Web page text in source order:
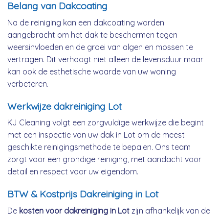
Belang van Dakcoating
Na de reiniging kan een dakcoating worden
aangebracht om het dak te beschermen tegen
weersinvloeden en de groei van algen en mossen te
vertragen. Dit verhoogt niet alleen de levensduur maar
kan ook de esthetische waarde van uw woning
verbeteren.
Werkwijze dakreiniging Lot
KJ Cleaning volgt een zorgvuldige werkwijze die begint
met een inspectie van uw dak in Lot om de meest
geschikte reinigingsmethode te bepalen. Ons team
zorgt voor een grondige reiniging, met aandacht voor
detail en respect voor uw eigendom.
BTW & Kostprijs Dakreiniging in Lot
De kosten voor dakreiniging in Lot zijn afhankelijk van de